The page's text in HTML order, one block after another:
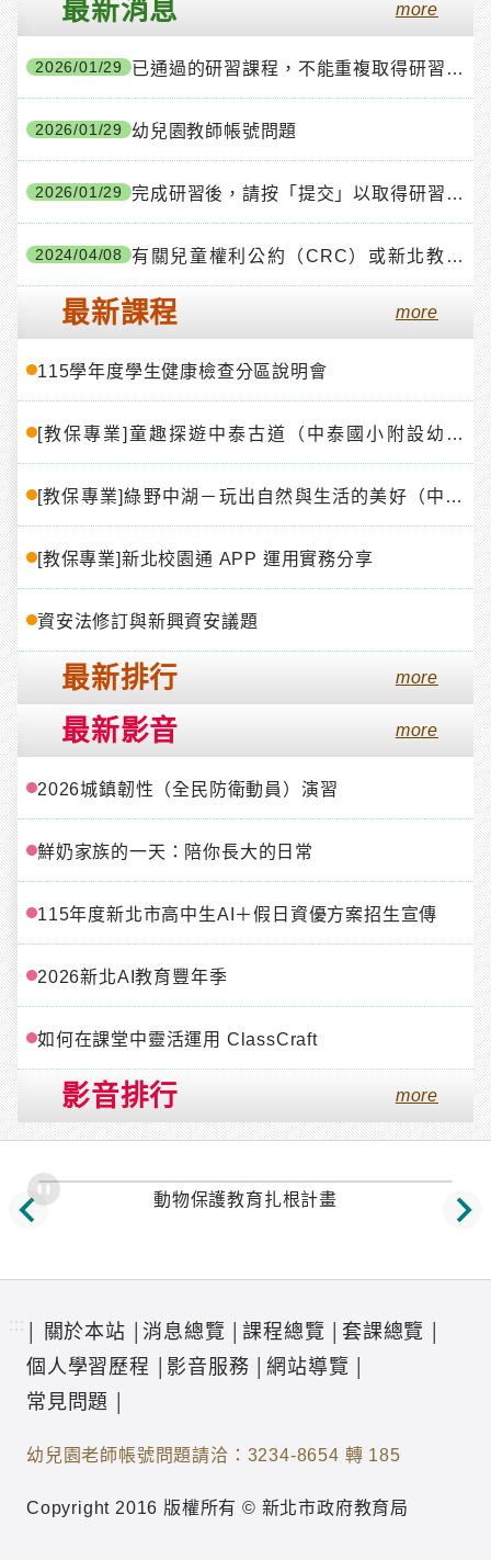
最新消息 more
2026/01/29
已通過的研習課程，不能重複取得研習時
數。
2026/01/29 幼兒園教師帳號問題
2026/01/29
完成研習後，請按「提交」以取得研習時
數
2024/04/08
有關兒童權利公約（CRC）或新北教育
幸福捕手有你有我（自殺防治守門員）
最新課程 more
115學年度學生健康檢查分區說明會
[教保專業]童趣探遊中泰古道（中泰國小附設幼兒
園）
[教保專業]綠野中湖－玩出自然與生活的美好（中湖
國小附設幼兒園）
[教保專業]新北校園通 APP 運用實務分享
資安法修訂與新興資安議題
最新排行 more
最新影音 more
2026城鎮韌性（全民防衛動員）演習
鮮奶家族的一天：陪你長大的日常
115年度新北市高中生AI＋假日資優方案招生宣傳
2026新北AI教育豐年季
如何在課堂中靈活運用 ClassCraft
影音排行 more
動物保護教育扎根計畫
::: 關於本站 │消息總覽 │課程總覽 │套課總覽
個人學習歷程 影音服務 網站導覽
常見問題
幼兒園老師帳號問題請洽：3234-8654 轉 185
Copyright 2016 版權所有 © 新北市政府教育局